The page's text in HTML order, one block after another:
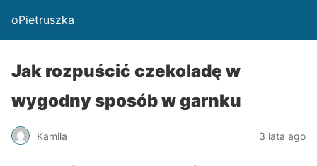
oPietruszka
Jak rozpuścić czekoladę w
wygodny sposób w garnku
Kamila 3 lata ago